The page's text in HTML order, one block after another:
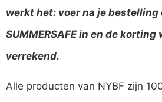
werkt het: voer na je
SUMMERSAFE in en de
verrekend.
Alle producten van NYBF zijn